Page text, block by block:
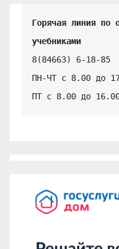
Горячая линия по
учебниками
8(84663) 6-18-85
ПН-ЧТ с 8.00 до
ПТ с 8.00 до